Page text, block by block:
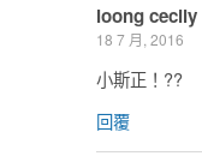
loong cecily
18 7 月, 2016
小斯正！??
回覆